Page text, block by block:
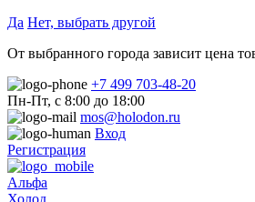
Да Нет, выбрать другой
От выбранного города зависит цена
+7 499 703-48-20
Пн-Пт, с 8:00 до 18:00
mos@holodon.ru
Вход
Регистрация
Альфа
Холод